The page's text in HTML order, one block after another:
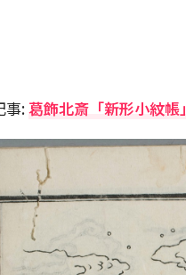
事:葛飾北斎「新形小紋帳」